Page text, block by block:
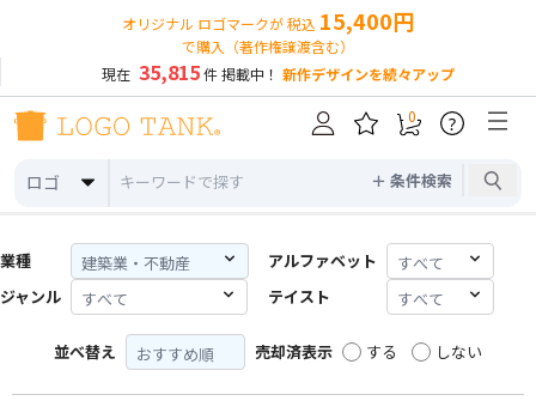
オリジナル ロゴマークが 税込 15,400円
で購入（著作権譲渡含む）
現在 35,815件 掲載中！ 新作デザインを続々アップ
ロゴ ＋ 条件検索
0 ?
業種
アルファベット
ジャンル
テイスト
並べ替え 売却済表示 する しない